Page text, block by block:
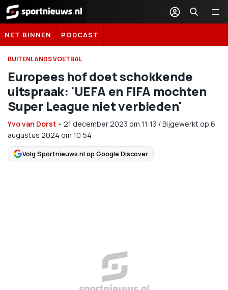
Sportnieuws.nl
NET BINNEN PODCAST
BUITENLANDS VOETBAL
Europees hof doet schokkende
uitspraak: 'UEFA en FIFA mochten
Super League niet verbieden'
Yvo van Dorst • 21 december 2023 om 11:13 /Bijgewerkt op 6
augustus 2024 om 10:54
Volg Sportnieuws.nl op Google Discover